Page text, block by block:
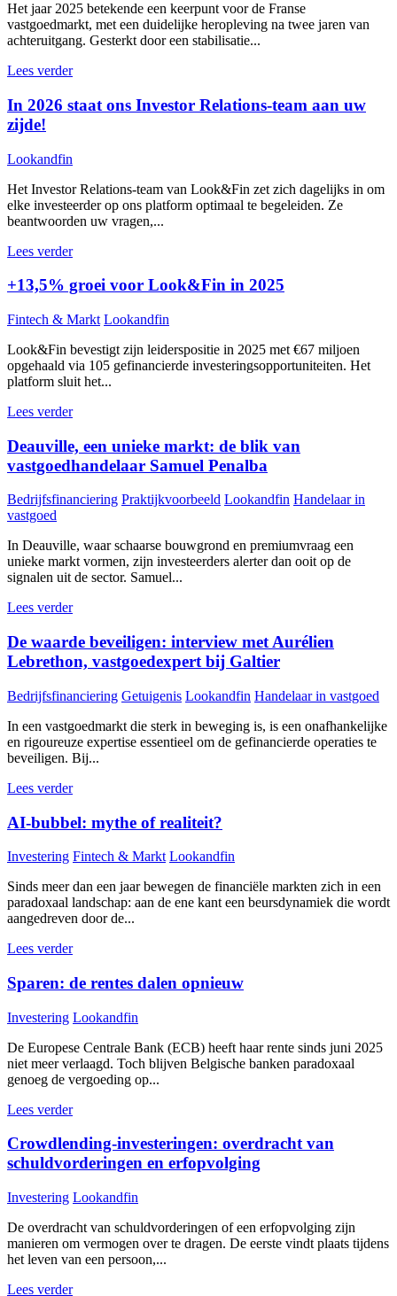
Het jaar 2025 betekende een keerpunt voor de Franse
vastgoedmarkt, met een duidelijke heropleving na twee jaren van
achteruitgang. Gesterkt door een stabilisatie...
Lees verder
In 2026 staat ons Investor Relations-team aan uw
zijde!
Lookandfin
Het Investor Relations-team van Look&Fin zet zich dagelijks in om
elke investeerder op ons platform optimaal te begeleiden. Ze
beantwoorden uw vragen,...
Lees verder
+13,5% groei voor Look&Fin in 2025
Fintech & Markt Lookandfin
Look&Fin bevestigt zijn leiderspositie in 2025 met €67 miljoen
opgehaald via 105 gefinancierde investeringsopportuniteiten. Het
platform sluit het...
Lees verder
Deauville, een unieke markt: de blik van
vastgoedhandelaar Samuel Penalba
Bedrijfsfinanciering Praktijkvoorbeeld Lookandfin Handelaar in
vastgoed
In Deauville, waar schaarse bouwgrond en premiumvraag een
unieke markt vormen, zijn investeerders alerter dan ooit op de
signalen uit de sector. Samuel...
Lees verder
De waarde beveiligen: interview met Aurélien
Lebrethon, vastgoedexpert bij Galtier
Bedrijfsfinanciering Getuigenis Lookandfin Handelaar in vastgoed
In een vastgoedmarkt die sterk in beweging is, is een onafhankelijke
en rigoureuze expertise essentieel om de gefinancierde operaties te
beveiligen. Bij...
Lees verder
AI-bubbel: mythe of realiteit?
Investering Fintech & Markt Lookandfin
Sinds meer dan een jaar bewegen de financiële markten zich in een
paradoxaal landschap: aan de ene kant een beursdynamiek die wordt
aangedreven door de...
Lees verder
Sparen: de rentes dalen opnieuw
Investering Lookandfin
De Europese Centrale Bank (ECB) heeft haar rente sinds juni 2025
niet meer verlaagd. Toch blijven Belgische banken paradoxaal
genoeg de vergoeding op...
Lees verder
Crowdlending-investeringen: overdracht van
schuldvorderingen en erfopvolging
Investering Lookandfin
De overdracht van schuldvorderingen of een erfopvolging zijn
manieren om vermogen over te dragen. De eerste vindt plaats tijdens
het leven van een persoon,...
Lees verder